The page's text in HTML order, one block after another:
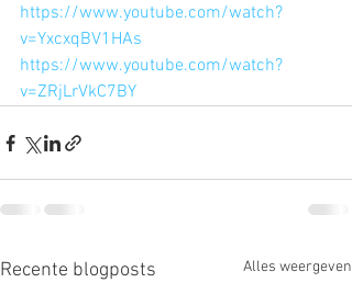
https://www.youtube.com/watch?
v=YxcxqBV1HAs
https://www.youtube.com/watch?
v=ZRjLrVkC7BY
Recente blogposts Alles weergeven